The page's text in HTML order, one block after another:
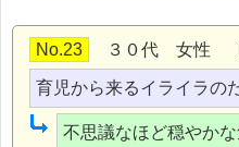
No.23 ３０代 女性
育児から来るイライラの
不思議なほど穏やか